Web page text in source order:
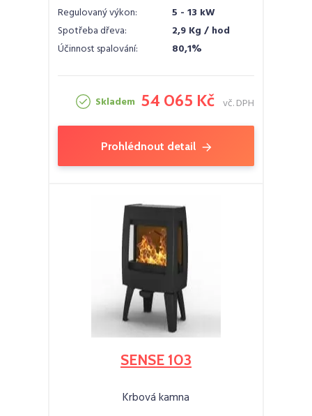
Regulovaný výkon:
5 - 13 kW
Spotřeba dřeva:
2,9 Kg / hod
Účinnost spalování:
80,1%
Skladem 54 065 Kč vč. DPH
Prohlédnout detail
SENSE 103
Krbová kamna